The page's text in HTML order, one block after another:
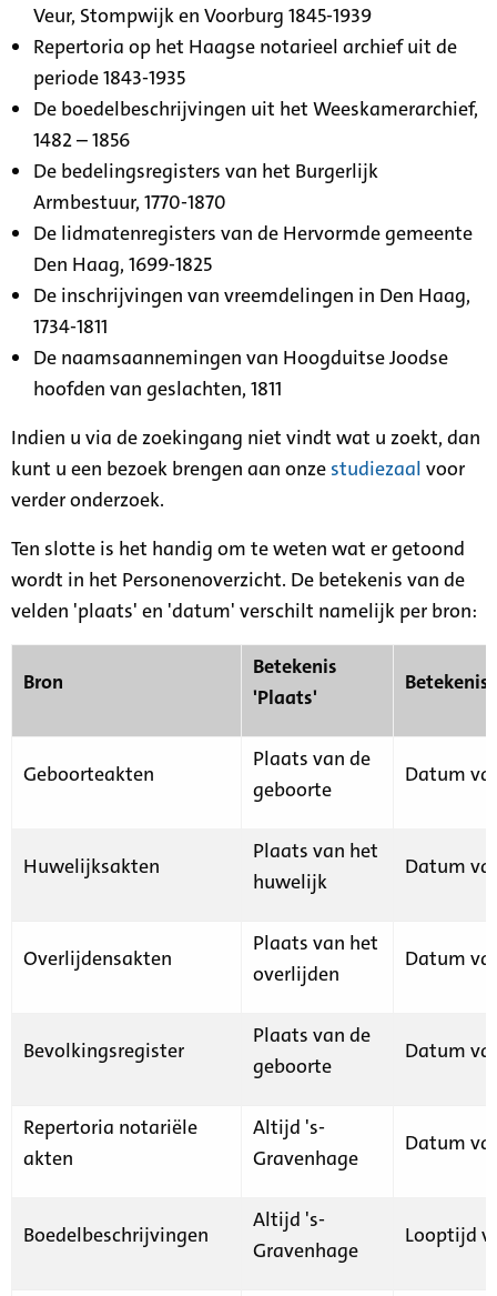
Veur, Stompwijk en Voorburg 1845-1939
Repertoria op het Haagse notarieel archief uit de
periode 1843-1935
De boedelbeschrijvingen uit het Weeskamerarchief,
1482 – 1856
De bedelingsregisters van het Burgerlijk
Armbestuur, 1770-1870
De lidmatenregisters van de Hervormde gemeente
Den Haag, 1699-1825
De inschrijvingen van vreemdelingen in Den Haag,
1734-1811
De naamsaannemingen van Hoogduitse Joodse
hoofden van geslachten, 1811
Indien u via de zoekingang niet vindt wat u zoekt, dan
kunt u een bezoek brengen aan onze studiezaal voor
verder onderzoek.
Ten slotte is het handig om te weten wat er getoond
wordt in het Personenoverzicht. De betekenis van de
velden 'plaats' en 'datum' verschilt namelijk per bron:
Bron
Betekenis
'Plaats'
Geboorteakten
Plaats van de
geboorte
Datum
Huwelijksakten
Plaats van het
huwelijk
Datum
Overlijdensakten
Plaats van het
overlijden
Datum
Bevolkingsregister
Plaats van de
geboorte
Datum
Repertoria notariële
akten
Altijd 's-
Gravenhage
Datum
Boedelbeschrijvingen
Altijd 's-
Gravenhage
Looptijd